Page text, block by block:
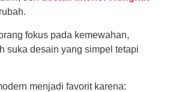
fokus pada kemewahan,
suka desain yang simpel tetapi
menjadi favorit karena: